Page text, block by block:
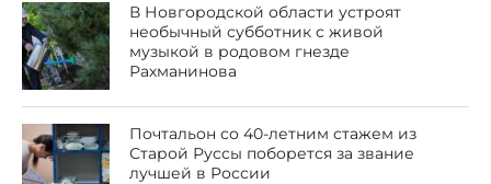
В Новгородской области устроят
необычный субботник с живой
музыкой в родовом гнезде
Рахманинова
Почтальон со 40-летним стажем из
Старой Руссы поборется за звание
лучшей в России